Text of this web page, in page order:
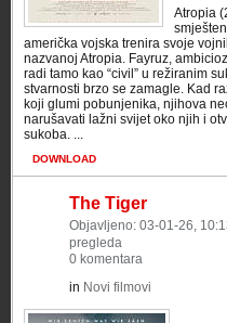
Atropia
američka vojska trenira svoje
nazvanoj Atropia. Fayruz,
radi tamo kao “civil” u režiranim
stvarnosti brzo se zamagle. Kad
koji glumi pobunjenika, njihova
narušavati lažni svijet oko njih i
sukoba. ...
DOWNLOAD
The Tiger
Objavljeno: 03-01-26,
pregleda
0 komentara
in Novi filmovi